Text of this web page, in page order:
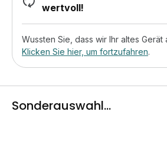
wertvoll!
Wussten Sie, dass wir Ihr altes
Klicken Sie hier, um fortzufahren.
Sonderauswahl...